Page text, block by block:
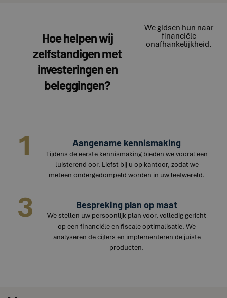
Hoe helpen wij
zelfstandigen met
investeringen en
beleggingen?
We gidsen hun naar
financiële
onafhankelijkheid.
1 Aangename kennismaking
Tijdens de eerste kennismaking bieden we vooral een
luisterend oor. Liefst bij u op kantoor, zodat we
meteen ondergedompeld worden in uw leefwereld.
3 Bespreking plan op maat
We stellen uw persoonlijk plan voor, volledig gericht
op een financiële en fiscale optimalisatie. We
analyseren de cijfers en implementeren de juiste
producten.